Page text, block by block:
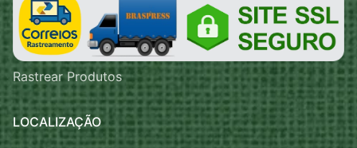
Rastrear Produtos
LOCALIZAÇÃO